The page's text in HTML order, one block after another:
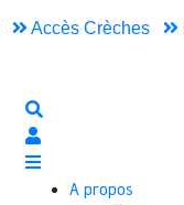
Accès Crèches
A propos